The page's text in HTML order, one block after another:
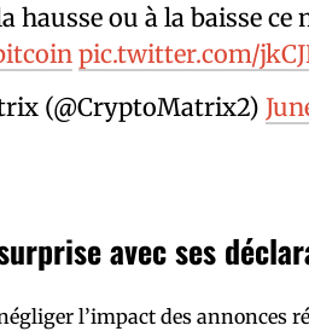
hausse ou à la baisse
pic.twitter.com/
(@CryptoMatrix2)
avec ses
l’impact des annonces